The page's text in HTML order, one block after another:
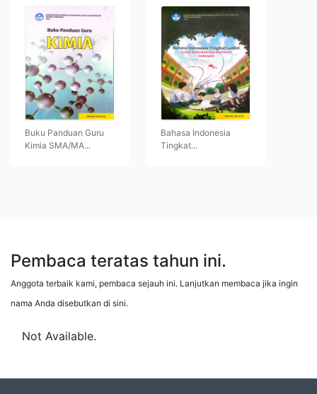
Buku Panduan Guru
Kimia SMA/MA...
Bahasa Indonesia
Tingkat...
Pembaca teratas tahun ini.
Anggota terbaik kami, pembaca sejauh ini. Lanjutkan membaca jika ingin
nama Anda disebutkan di sini.
Not Available.